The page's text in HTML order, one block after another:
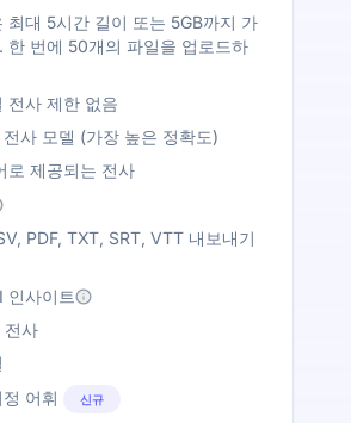
최대 5시간 길이 또는 5GB까지 가
한 번에 50개의 파일을 업로드하
전사 제한 없음
전사 모델 (가장 높은 정확도)
로 제공되는 전사
PDF, TXT, SRT, VTT 내보내기
인사이트
전사
어휘
신규